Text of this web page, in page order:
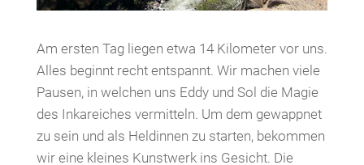
Am ersten Tag liegen etwa 14 Kilometer vor uns.
Alles beginnt recht entspannt. Wir machen viele
Pausen, in welchen uns Eddy und Sol die Magie
des Inkareiches vermitteln. Um dem gewappnet
zu sein und als Heldinnen zu starten, bekommen
wir eine kleines Kunstwerk ins Gesicht. Die